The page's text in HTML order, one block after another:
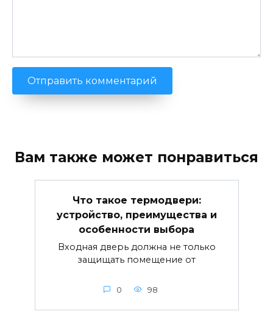
Вам также может понравиться
Что такое термодвери:
устройство, преимущества и
особенности выбора
Входная дверь должна не только
защищать помещение от
0 98